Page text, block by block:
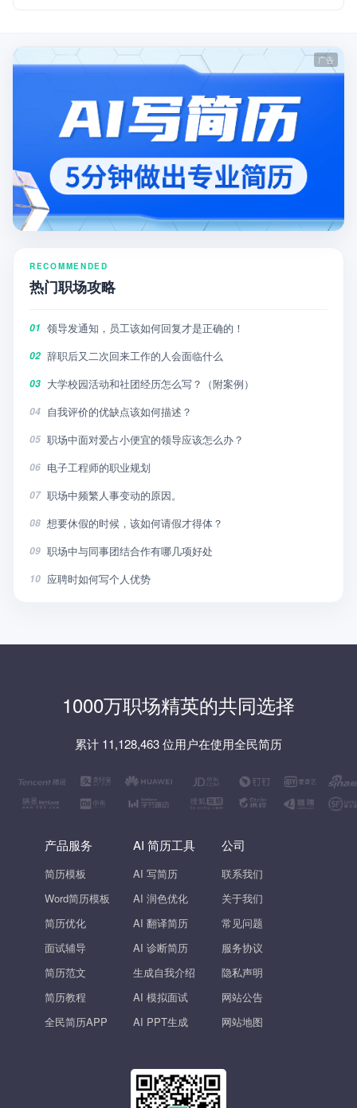
RECOMMENDED
热门职场攻略
01 领导发通知，员工该如何回复才是正确的！
02 辞职后又二次回来工作的人会面临什么
03 大学校园活动和社团经历怎么写？（附案例）
04 自我评价的优缺点该如何描述？
05 职场中面对爱占小便宜的领导应该怎么办？
06 电子工程师的职业规划
07 职场中频繁人事变动的原因。
08 想要休假的时候，该如何请假才得体？
09 职场中与同事团结合作有哪几项好处
10 应聘时如何写个人优势
1000万职场精英的共同选择
累计 11,128,463 位用户在使用全民简历
产品服务
简历模板
Word简历模板
简历优化
面试辅导
简历范文
简历教程
全民简历APP
AI 简历工具
AI 写简历
AI 润色优化
AI 翻译简历
AI 诊断简历
生成自我介绍
AI 模拟面试
AI PPT生成
公司
联系我们
关于我们
常见问题
服务协议
隐私声明
网站公告
网站地图